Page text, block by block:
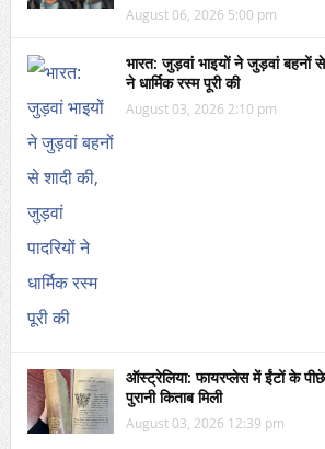
August 06, 2026 5:00 pm
भारत: जुड़वां भाइयों ने जुड़वां बहनों से
ने धार्मिक रस्म पूरी की
August 03, 2026 2:10 pm
ऑस्ट्रेलिया: फायरप्लेस में ईंटों के
पुरानी किताब मिली
August 03, 2026 12:39 pm